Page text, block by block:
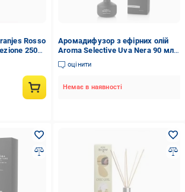
Rosso
2500
Аромадифузор з ефірних олій
Aroma Selective Uva Nera 90 мл
(30118)
оцінити
Немає в наявності